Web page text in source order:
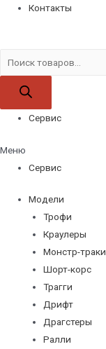
Контакты
товаров
Сервис
Меню
Сервис
Модели
Трофи
Краулеры
Монстр-траки
Шорт-корс
Трагги
Дрифт
Драгстеры
Ралли